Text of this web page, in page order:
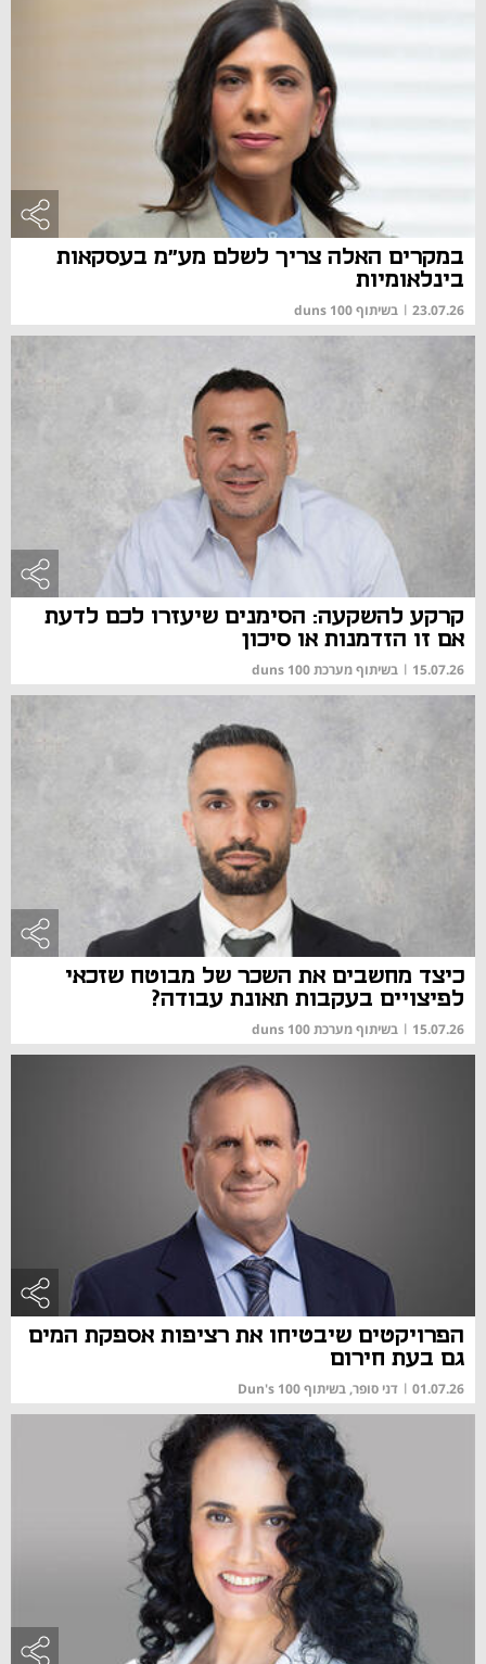
במקרים האלה צריך לשלם מע"מ בעסקאות
בינלאומיות
23.07.26
| בשיתוף duns 100
קרקע להשקעה: הסימנים שיעזרו לכם לדעת
אם זו הזדמנות או סיכון
15.07.26
| בשיתוף מערכת duns 100
כיצד מחשבים את השכר של מבוטח שזכאי
לפיצויים בעקבות תאונת עבודה?
15.07.26
| בשיתוף מערכת duns 100
הפרויקטים שיבטיחו את רציפות אספקת המים
גם בעת חירום
01.07.26
| דני סופר, בשיתוף Dun's 100